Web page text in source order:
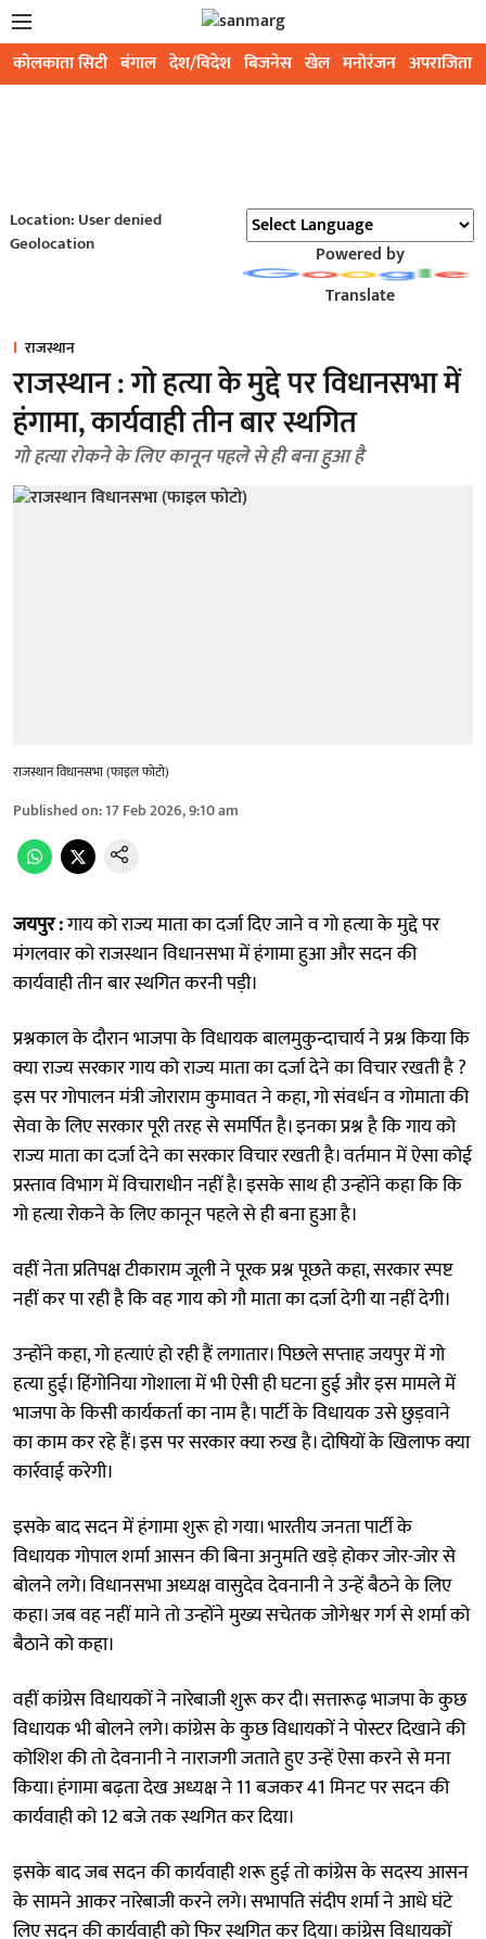
कोलकाता सिटी बंगाल देश/विदेश बिजनेस खेल मनोरंजन अपराजिता
Location: User denied
Geolocation
Powered by
Translate
राजस्थान
राजस्थान : गो हत्या के मुद्दे पर विधानसभा में
हंगामा, कार्यवाही तीन बार स्थगित
गो हत्या रोकने के लिए कानून पहले से ही बना हुआ है
राजस्थान विधानसभा (फाइल फोटो)
Published on:17 Feb 2026, 9:10 am
जयपुर :गाय को राज्य माता का दर्जा दिए जाने व गो हत्या के मुद्दे पर
मंगलवार को राजस्थान विधानसभा में हंगामा हुआ और सदन की
कार्यवाही तीन बार स्थगित करनी पड़ी।
प्रश्नकाल के दौरान भाजपा के विधायक बालमुकुन्दाचार्य ने प्रश्न किया कि
क्या राज्य सरकार गाय को राज्य माता का दर्जा देने का विचार रखती है ?
इस पर गोपालन मंत्री जोराराम कुमावत ने कहा, गो संवर्धन व गोमाता की
सेवा के लिए सरकार पूरी तरह से समर्पित है। इनका प्रश्न है कि गाय को
राज्य माता का दर्जा देने का सरकार विचार रखती है। वर्तमान में ऐसा कोई
प्रस्ताव विभाग में विचाराधीन नहीं है। इसके साथ ही उन्होंने कहा कि कि
गो हत्या रोकने के लिए कानून पहले से ही बना हुआ है।
वहीं नेता प्रतिपक्ष टीकाराम जूली ने पूरक प्रश्न पूछते कहा, सरकार स्पष्ट
नहीं कर पा रही है कि वह गाय को गौ माता का दर्जा देगी या नहीं देगी।
उन्होंने कहा, गो हत्याएं हो रही हैं लगातार। पिछले सप्ताह जयपुर में गो
हत्या हुई। हिंगोनिया गोशाला में भी ऐसी ही घटना हुई और इस मामले में
भाजपा के किसी कार्यकर्ता का नाम है। पार्टी के विधायक उसे छुड़वाने
का काम कर रहे हैं। इस पर सरकार क्या रुख है। दोषियों के खिलाफ क्या
कार्रवाई करेगी।
इसके बाद सदन में हंगामा शुरू हो गया। भारतीय जनता पार्टी के
विधायक गोपाल शर्मा आसन की बिना अनुमति खड़े होकर जोर-जोर से
बोलने लगे। विधानसभा अध्यक्ष वासुदेव देवनानी ने उन्हें बैठने के लिए
कहा। जब वह नहीं माने तो उन्होंने मुख्य सचेतक जोगेश्वर गर्ग से शर्मा को
बैठाने को कहा।
वहीं कांग्रेस विधायकों ने नारेबाजी शुरू कर दी। सत्तारूढ़ भाजपा के कुछ
विधायक भी बोलने लगे। कांग्रेस के कुछ विधायकों ने पोस्टर दिखाने की
कोशिश की तो देवनानी ने नाराजगी जताते हुए उन्हें ऐसा करने से मना
किया। हंगामा बढ़ता देख अध्यक्ष ने 11 बजकर 41 मिनट पर सदन की
कार्यवाही को 12 बजे तक स्थगित कर दिया।
इसके बाद जब सदन की कार्यवाही शरू हुई तो कांग्रेस के सदस्य आसन
के सामने आकर नारेबाजी करने लगे। सभापति संदीप शर्मा ने आधे घंटे
लिए सदन की कार्यवाही को फिर स्थगित कर दिया। कांग्रेस विधायकों